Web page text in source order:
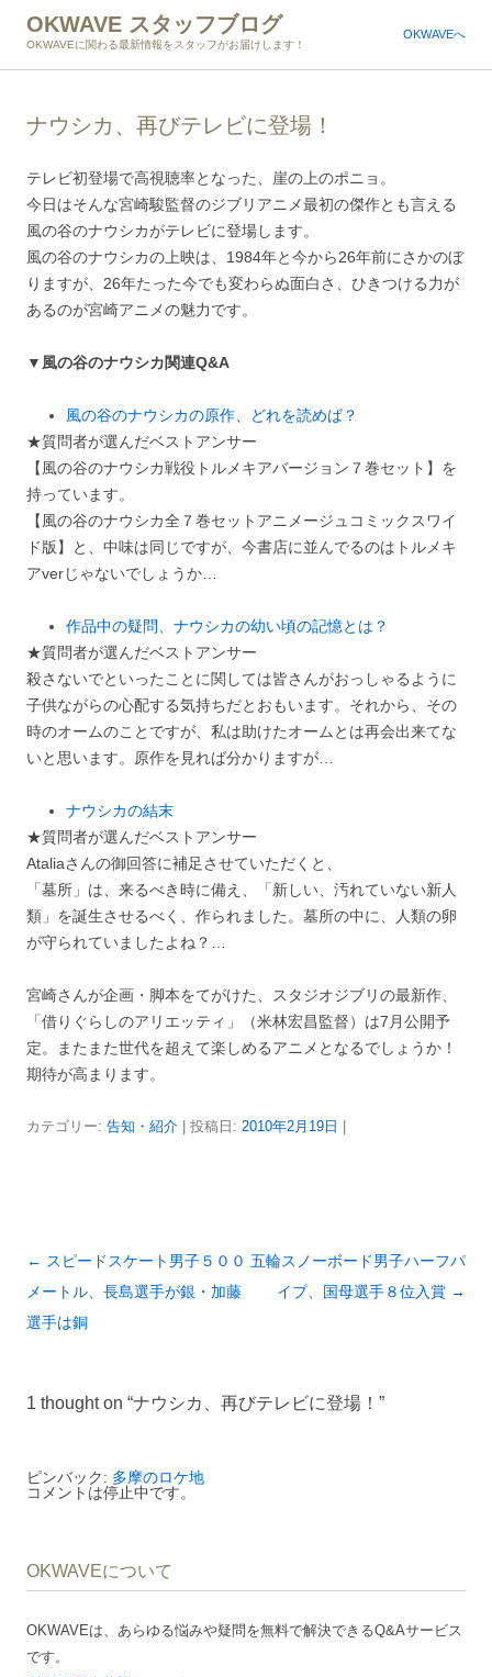
OKWAVE スタッフブログ
OKWAVEに関わる最新情報をスタッフがお届けします！
OKWAVEへ
ナウシカ、再びテレビに登場！
テレビ初登場で高視聴率となった、崖の上のポニョ。
今日はそんな宮崎駿監督のジブリアニメ最初の傑作とも言える
風の谷のナウシカがテレビに登場します。
風の谷のナウシカの上映は、1984年と今から26年前にさかのぼ
りますが、26年たった今でも変わらぬ面白さ、ひきつける力が
あるのが宮崎アニメの魅力です。
▼風の谷のナウシカ関連Q&A
風の谷のナウシカの原作、どれを読めば？
★質問者が選んだベストアンサー
【風の谷のナウシカ戦役トルメキアバージョン７巻セット】を
持っています。
【風の谷のナウシカ全７巻セットアニメージュコミックスワイ
ド版】と、中味は同じですが、今書店に並んでるのはトルメキ
アverじゃないでしょうか…
作品中の疑問、ナウシカの幼い頃の記憶とは？
★質問者が選んだベストアンサー
殺さないでといったことに関しては皆さんがおっしゃるように
子供ながらの心配する気持ちだとおもいます。それから、その
時のオームのことですが、私は助けたオームとは再会出来てな
いと思います。原作を見れば分かりますが…
ナウシカの結末
★質問者が選んだベストアンサー
Ataliaさんの御回答に補足させていただくと、
「墓所」は、来るべき時に備え、「新しい、汚れていない新人
類」を誕生させるべく、作られました。墓所の中に、人類の卵
が守られていましたよね？…
宮崎さんが企画・脚本をてがけた、スタジオジブリの最新作、
「借りぐらしのアリエッティ」（米林宏昌監督）は7月公開予
定。またまた世代を超えて楽しめるアニメとなるでしょうか！
期待が高まります。
カテゴリー: 告知・紹介 | 投稿日: 2010年2月19日
投
稿
ナ
ー
ョ
← スピードスケート男子５００
メートル、長島選手が銀・加藤
選手は銅
五輪スノーボード男子ハーフパ
イプ、国母選手８位入賞 →
1 thought on “ナウシカ、再びテレビに登場！ ”
ピンバック: 多摩のロケ地
コメントは停止中です。
OKWAVEについて
OKWAVEは、あらゆる悩みや疑問を無料で解決できるQ&Aサービス
です。